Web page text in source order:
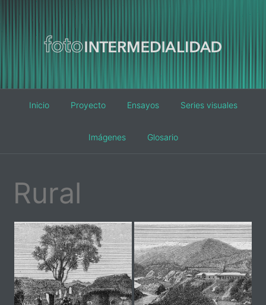
Main
Inicio Proyecto Ensayos Series visuales
Imágenes Glosario
Rural